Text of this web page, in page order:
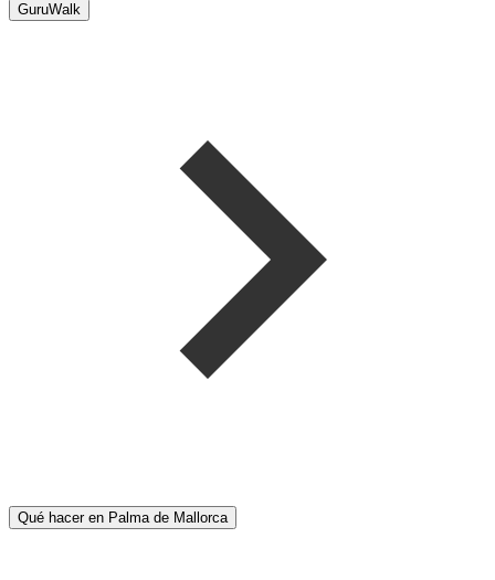
GuruWalk
Qué hacer en Palma de Mallorca